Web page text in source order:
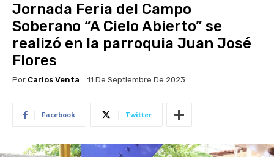
Jornada Feria del Campo
Soberano “A Cielo Abierto” se
realizó en la parroquia Juan José
Flores
Por Carlos Venta 11 De Septiembre De 2023
Facebook Twitter